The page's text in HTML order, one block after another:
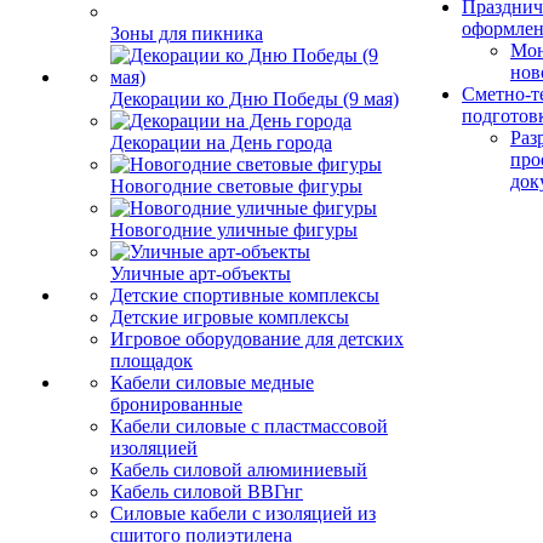
Зоны для пикника
Декорации ко Дню Победы (9 мая)
Декорации на День города
Новогодние световые фигуры
Новогодние уличные фигуры
Уличные арт-объекты
Детские спортивные комплексы
Детские игровые комплексы
Игровое оборудование для детских
площадок
Кабели силовые медные
бронированные
Кабели силовые с пластмассовой
изоляцией
Кабель силовой алюминиевый
Кабель силовой ВВГнг
Силовые кабели с изоляцией из
сшитого полиэтилена
Сметно-